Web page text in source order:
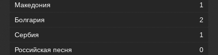
Македония
1
Болгария
2
Сербия
1
Российская песня
0